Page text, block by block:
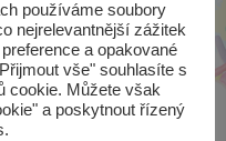
používáme soubory
nejrelevantnější zážitek
a opakované
vše" souhlasíte s
cookie. Můžete však
a poskytnout řízený